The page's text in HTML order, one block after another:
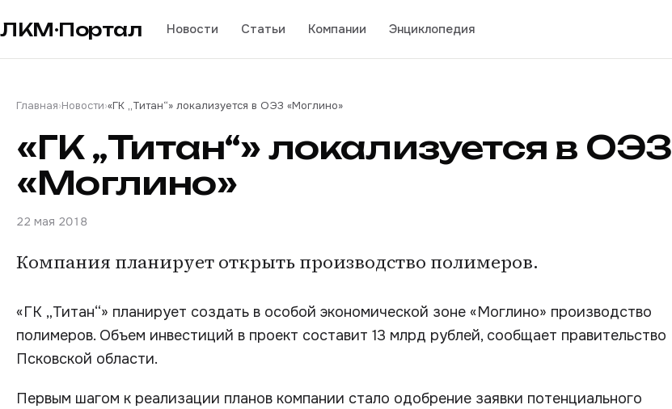
ЛКМ·Портал Новости Статьи Компании Энциклопедия
Главная›Новости›«ГК „Титан“» локализуется в ОЭЗ «Моглино»
«ГК „Титан“» локализуется в ОЭЗ
«Моглино»
22 мая 2018
Компания планирует открыть производство полимеров.
«ГК „Титан“» планирует создать в особой экономической зоне «Моглино» производство
полимеров. Объем инвестиций в проект составит 13 млрд рублей, сообщает правительство
Псковской области.
Первым шагом к реализации планов компании стало одобрение заявки потенциального